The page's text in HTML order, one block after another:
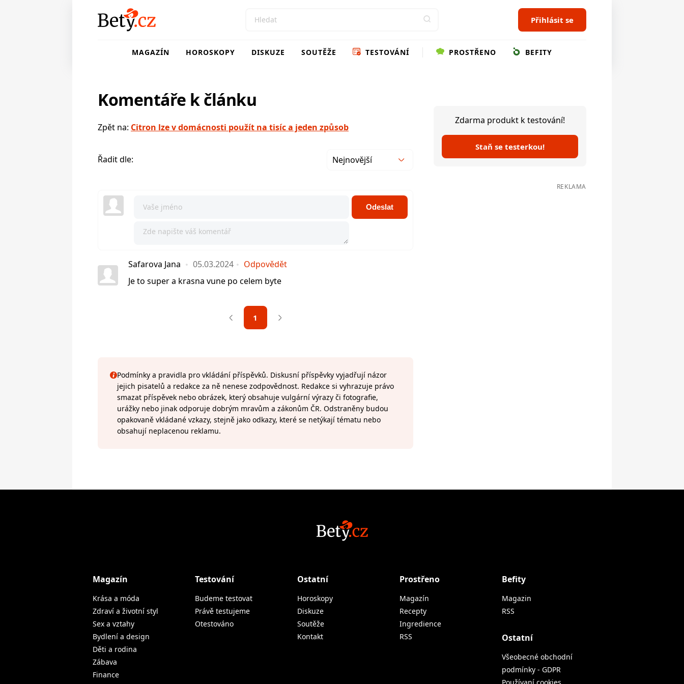
Přihlásit se
MAGAZÍN HOROSKOPY DISKUZE SOUTĚŽE TESTOVÁNÍ PROSTŘENO BEFITY
Komentáře k článku
Zpět na: Citron lze v domácnosti použít na tisíc a jeden způsob
Řadit dle: Nejnovější
Odeslat
Safarova Jana 05.03.2024
Odpovědět
Je to super a krasna vune po celem byte
1
Podmínky a pravidla pro vkládání příspěvků. Diskusní příspěvky vyjadřují názor
jejich pisatelů a redakce za ně nenese zodpovědnost. Redakce si vyhrazuje právo
smazat příspěvek nebo obrázek, který obsahuje vulgární výrazy či fotografie,
urážky nebo jinak odporuje dobrým mravům a zákonům ČR. Odstraněny budou
opakovaně vkládané vzkazy, stejně jako odkazy, které se netýkají tématu nebo
obsahují neplacenou reklamu.
Zdarma produkt k testování!
Staň se testerkou!
REKLAMA
Magazín
Krása a móda
Zdraví a životní styl
Sex a vztahy
Bydlení a design
Děti a rodina
Zábava
Finance
Testování
Budeme testovat
Právě testujeme
Otestováno
Ostatní
Horoskopy
Diskuze
Soutěže
Kontakt
Prostřeno
Magazín
Recepty
Ingredience
RSS
Befity
Magazin
RSS
Ostatní
Všeobecné obchodní
podmínky - GDPR